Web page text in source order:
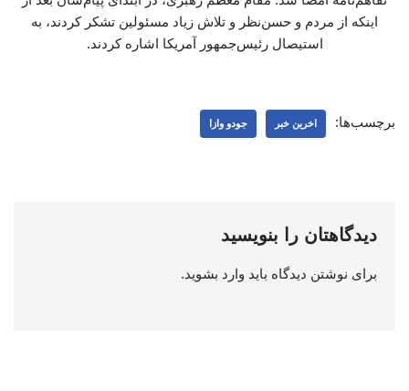
اینکه از مردم و حسن‌نظر و تلاش زیاد مسئولین تشکر کردند، به
استیصال رئیس‌جمهور آمریکا اشاره کردند.
برچسب‌ها: اخرین خبر جودو وازا
دیدگاهتان را بنویسید
برای نوشتن دیدگاه باید وارد بشوید.